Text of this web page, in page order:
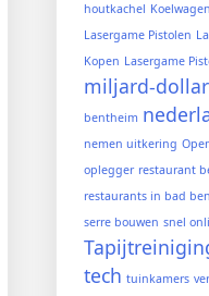
houtkachel
Lasergame Pistolen
Kopen Lasergame
miljard-dollar
bentheim
nemen uitkering
oplegger restaurant
restaurants in bad
serre bouwen snel
tech tuinkamers